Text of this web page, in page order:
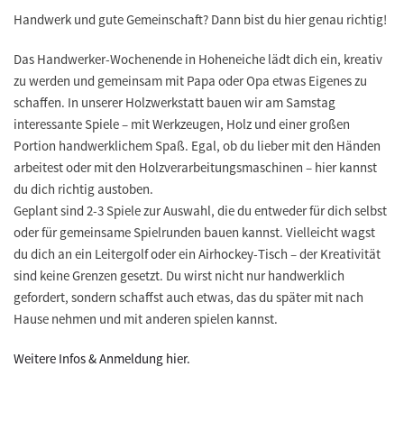
Handwerk und gute Gemeinschaft? Dann bist du hier genau richtig!
Das Handwerker-Wochenende in Hoheneiche lädt dich ein, kreativ
zu werden und gemeinsam mit Papa oder Opa etwas Eigenes zu
schaffen. In unserer Holzwerkstatt bauen wir am Samstag
interessante Spiele – mit Werkzeugen, Holz und einer großen
Portion handwerklichem Spaß. Egal, ob du lieber mit den Händen
arbeitest oder mit den Holzverarbeitungsmaschinen – hier kannst
du dich richtig austoben.
Geplant sind 2-3 Spiele zur Auswahl, die du entweder für dich selbst
oder für gemeinsame Spielrunden bauen kannst. Vielleicht wagst
du dich an ein Leitergolf oder ein Airhockey-Tisch – der Kreativität
sind keine Grenzen gesetzt. Du wirst nicht nur handwerklich
gefordert, sondern schaffst auch etwas, das du später mit nach
Hause nehmen und mit anderen spielen kannst.
Weitere Infos & Anmeldung hier.